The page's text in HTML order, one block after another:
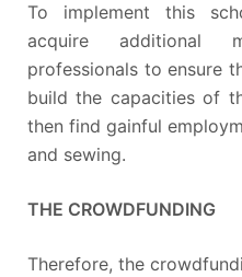
To implement this
acquire additional
professionals to ensure
build the capacities of
then find gainful
and sewing.
THE CROWDFUNDING
Therefore, the